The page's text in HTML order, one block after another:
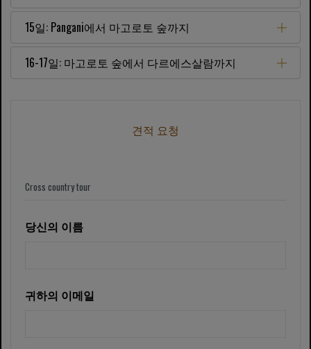
15일: Pangani에서 마고로토 숲까지
16-17일: 마고로토 숲에서 다르에스살람까지
견적 요청
당신의 이름
귀하의 이메일